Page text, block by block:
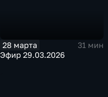
28 марта
31 мин
Эфир 29.03.2026